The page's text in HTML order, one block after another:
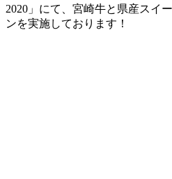
2020」にて、宮崎牛と県産スイ
ンを実施しております！